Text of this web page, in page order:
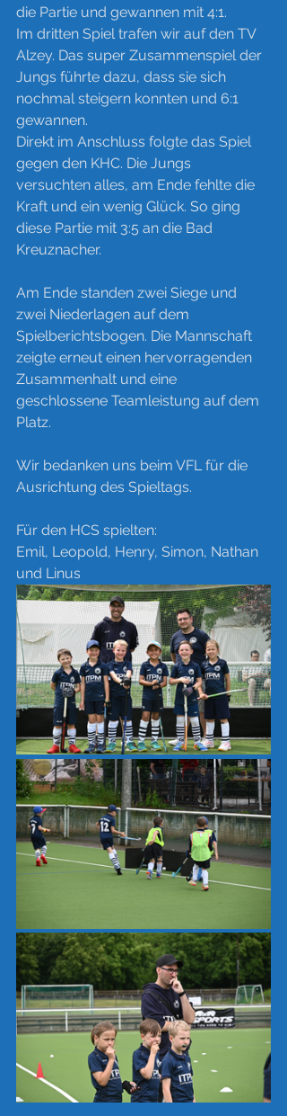
die Partie und gewannen mit 4:1.
Im dritten Spiel trafen wir auf den TV
Alzey. Das super Zusammenspiel der
Jungs führte dazu, dass sie sich
nochmal steigern konnten und 6:1
gewannen.
Direkt im Anschluss folgte das Spiel
gegen den KHC. Die Jungs
versuchten alles, am Ende fehlte die
Kraft und ein wenig Glück. So ging
diese Partie mit 3:5 an die Bad
Kreuznacher.
Am Ende standen zwei Siege und
zwei Niederlagen auf dem
Spielberichtsbogen. Die Mannschaft
zeigte erneut einen hervorragenden
Zusammenhalt und eine
geschlossene Teamleistung auf dem
Platz.
Wir bedanken uns beim VFL für die
Ausrichtung des Spieltags.
Für den HCS spielten:
Emil, Leopold, Henry, Simon, Nathan
und Linus